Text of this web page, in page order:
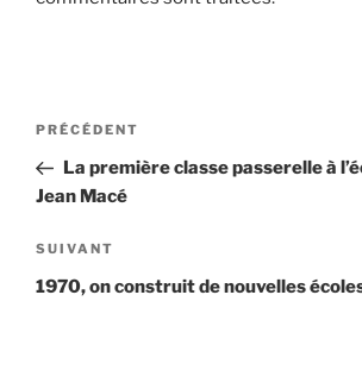
Navigation
l’article
Article
précédent
PRÉCÉDENT
La première classe passerelle à
Jean Macé
Article
suivant
SUIVANT
1970, on construit de nouvelles